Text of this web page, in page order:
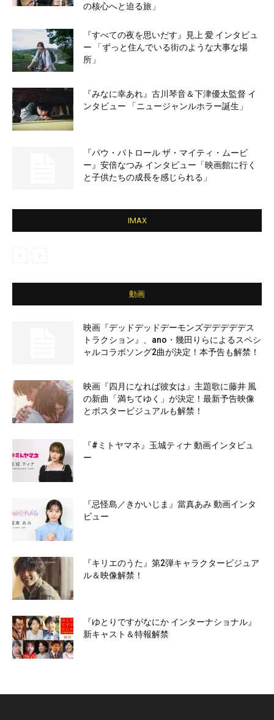
の核心へと迫る旅」
『すべての夜を思いだす』見上 愛 インタビュ
ー 「ずっと住んでいる街のような大事な場
所」
『みなに幸あれ』古川琴音＆下津優太監督 イ
ンタビュー 「ニュージャンルホラー誕生」
『パウ・パトロール ザ・マイティ・ムービ
ー』安倍なつみ インタビュー「映画館に行く
と子供たちの成長を感じられる」
IMAX
動画
映画『デッドデッドデーモンズデデデデデス
トラクション』、ano・幾田りらによるスペシ
ャルコラボソング2曲が決定！本予告も解禁！
映画『四月になれば彼女は』主題歌に藤井 風
の新曲「満ちてゆく」が決定！最新予告映像
とポスタービジュアルも解禁！
『#ミトヤマネ』玉城ティナ 動画インタビュ
ー
『忌怪島／きかいじま』當真あみ 動画インタ
ビュー
『キリエのうた』第2弾キャラクタービジュア
ル＆映像解禁！
『ゆとりですがなにか インターナショナル』
新キャスト＆特報解禁